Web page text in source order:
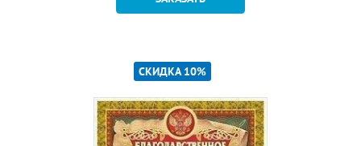
СКИДКА 10%